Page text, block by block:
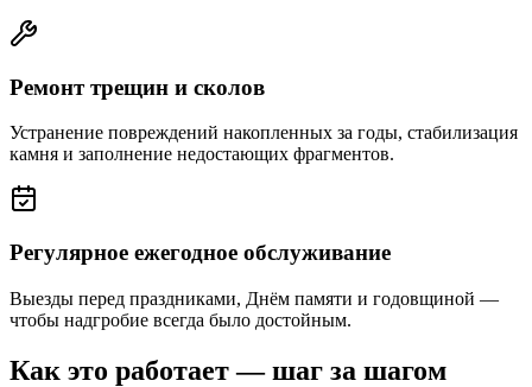
Ремонт трещин и сколов
Устранение повреждений накопленных за годы, стабилизация
камня и заполнение недостающих фрагментов.
Регулярное ежегодное обслуживание
Выезды перед праздниками, Днём памяти и годовщиной —
чтобы надгробие всегда было достойным.
Как это работает — шаг за шагом